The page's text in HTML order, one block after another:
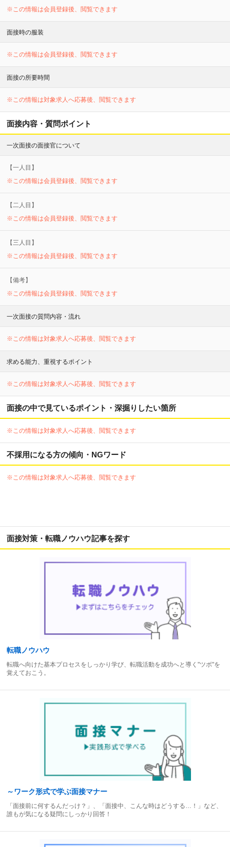
※この情報は会員登録後、閲覧できます
面接時の服装
※この情報は会員登録後、閲覧できます
面接の所要時間
※この情報は対象求人へ応募後、閲覧できます
面接内容・質問ポイント
一次面接の面接官について
【一人目】
※この情報は会員登録後、閲覧できます
【二人目】
※この情報は会員登録後、閲覧できます
【三 人目】
※この情報は会員登録後、閲覧できます
【備考】
※この情報は会員登録後、閲覧できます
一次面接の質問内容・流れ
※この情報は対象求人へ応募後、閲覧できます
求める能力、重視するポイント
※この情報は対象求人へ応募後、閲覧できます
面接の中で見ているポイント・深掘りしたい箇所
※この情報は対象求人へ応募後、閲覧できます
不採用になる方の傾向・NGワード
※この情報は対象求人へ応募後、閲覧できます
面接対策・転職ノウハウ記事を探す
転職ノウハウ
転職へ向けた基本プロセスをしっかり学び、転職活動を成功へと導く"ツボ"を
覚えておこう。
～ワーク形式で学ぶ面接マナー
「面接前に何するんだっけ？」、「面接中、こんな時はどうする…！」など、
誰もが気になる疑問にしっかり回答！